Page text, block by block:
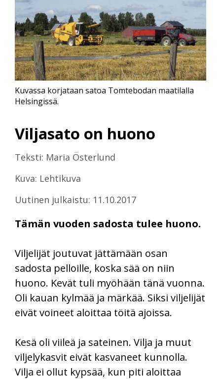
Viljasato on huono
Teksti: Maria Österlund
Kuva: Lehtikuva
Uutinen julkaistu: 11.10.2017
Tämän vuoden sadosta tulee huono.
Kuvassa korjataan satoa Tomtebodan maatilalla
Helsingissä.
Viljelijät joutuvat jättämään osan
sadosta pelloille, koska sää on niin
huono. Kevät tuli myöhään tänä vuonna.
Oli kauan kylmää ja märkää. Siksi viljelijät
eivät voineet aloittaa töitä ajoissa.
Kesä oli viileä ja sateinen. Vilja ja muut
viljelykasvit eivät kasvaneet kunnolla.
Vilja ei ollut kypsää, kun piti aloittaa